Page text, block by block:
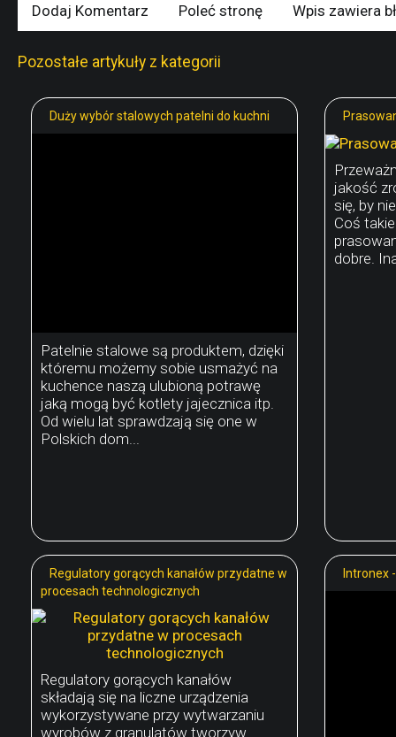
Dodaj Komentarz Poleć stronę Wpis zawiera
Pozostałe artykuły z kategorii
Duży wybór stalowych patelni do kuchni
Patelnie stalowe są produktem, dzięki
któremu możemy sobie usmażyć na
kuchence naszą ulubioną potrawę
jaką mogą być kotlety jajecznica itp.
Od wielu lat sprawdzają się one w
Polskich dom...
jakość
się, by
Coś
dobre.
Regulatory gorących kanałów przydatne w
procesach technologicznych
Regulatory gorących kanałów
składają się na liczne urządzenia
wykorzystywane przy wytwarzaniu
wyrobów z granulatów tworzyw
Intronex